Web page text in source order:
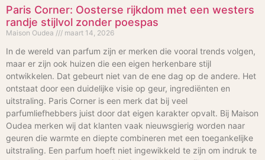
Paris Corner: Oosterse rijkdom met een westers
randje stijlvol zonder poespas
Maison Oudea maart 14, 2026
In de wereld van parfum zijn er merken die vooral trends volgen,
maar er zijn ook huizen die een eigen herkenbare stijl
ontwikkelen. Dat gebeurt niet van de ene dag op de andere. Het
ontstaat door een duidelijke visie op geur, ingrediënten en
uitstraling. Paris Corner is een merk dat bij veel
parfumliefhebbers juist door dat eigen karakter opvalt. Bij Maison
Oudea merken wij dat klanten vaak nieuwsgierig worden naar
geuren die warmte en diepte combineren met een toegankelijke
uitstraling. Een parfum hoeft niet ingewikkeld te zijn om indruk te